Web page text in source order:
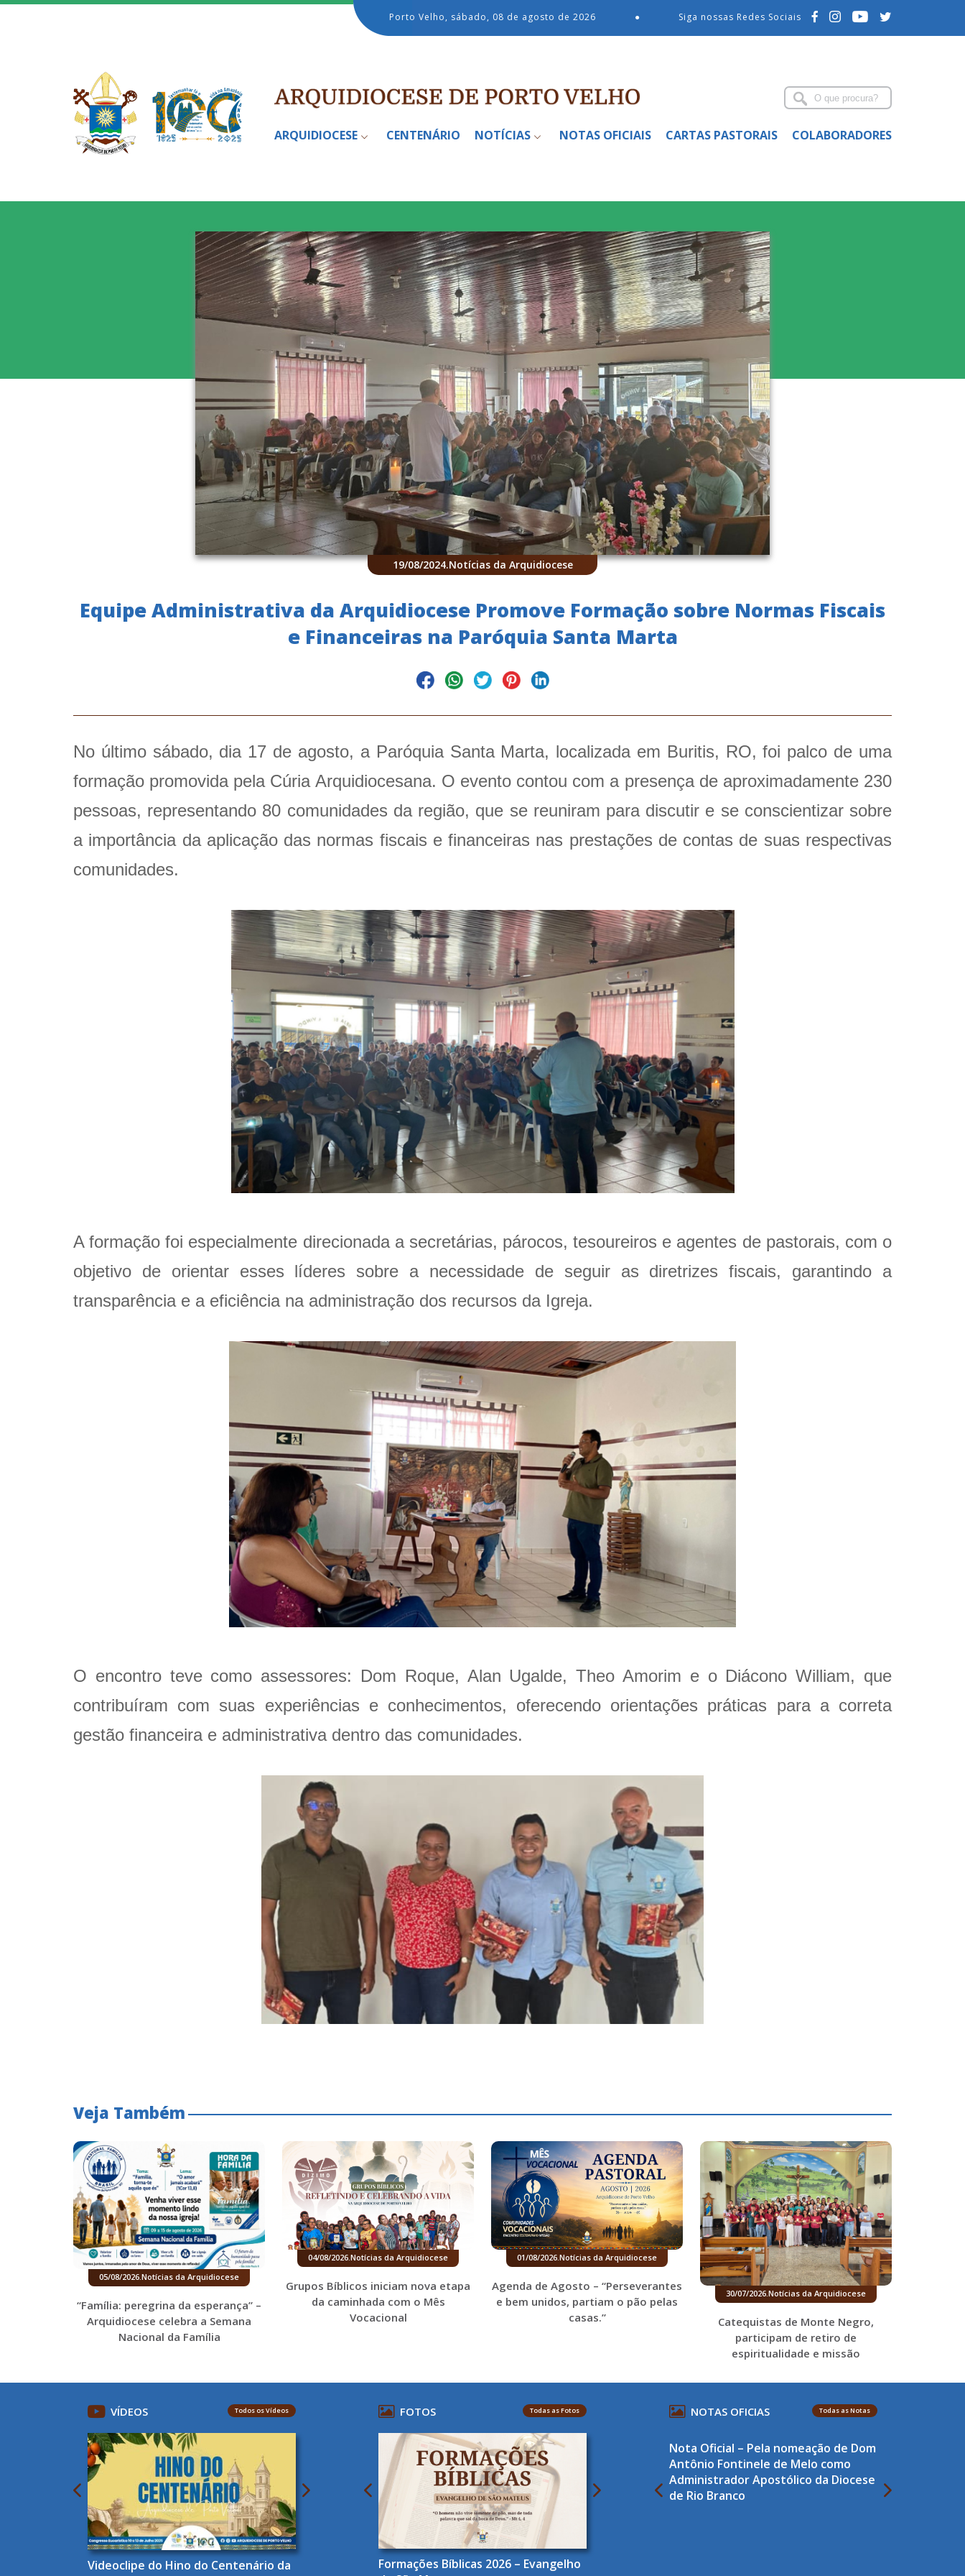
Porto Velho, sábado, 08 de agosto de 2026 ● Siga nossas Redes Sociais
ARQUIDIOCESE CENTENÁRIO NOTÍCIAS NOTAS OFICIAIS CARTAS PASTORAIS COLABORADORES
19/08/2024.Notícias da Arquidiocese
Equipe Administrativa da Arquidiocese Promove Formação sobre Normas Fiscais
e Financeiras na Paróquia Santa Marta
No último sábado, dia 17 de agosto, a Paróquia Santa Marta, localizada em Buritis, RO, foi palco de uma
formação promovida pela Cúria Arquidiocesana. O evento contou com a presença de aproximadamente 230
pessoas, representando 80 comunidades da região, que se reuniram para discutir e se conscientizar sobre
a importância da aplicação das normas fiscais e financeiras nas prestações de contas de suas respectivas
comunidades.
A formação foi especialmente direcionada a secretárias, párocos, tesoureiros e agentes de pastorais, com o
objetivo de orientar esses líderes sobre a necessidade de seguir as diretrizes fiscais, garantindo a
transparência e a eficiência na administração dos recursos da Igreja.
O encontro teve como assessores: Dom Roque, Alan Ugalde, Theo Amorim e o Diácono William, que
contribuíram com suas experiências e conhecimentos, oferecendo orientações práticas para a correta
gestão financeira e administrativa dentro das comunidades.
Veja Também
05/08/2026.Notícias da Arquidiocese
“Família: peregrina da esperança” –
Arquidiocese celebra a Semana
Nacional da Família
04/08/2026 Notícias da Arquidiocese
Grupos Bíblicos iniciam nova etapa
da caminhada com o Mês
Vocacional
01/08/2026 Notícias da Arquidiocese
Agenda de Agosto – “Perseverantes
e bem unidos, partiam o pão pelas
casas.”
30/07/2026 Notícias da Arquidiocese
Catequistas de Monte Negro,
participam de retiro de
espiritualidade e missão
VÍDEOS Todos os Vídeos
Videoclipe do Hino do Centenário da
FOTOS Todas as Fotos
Formações Bíblicas 2026 – Evangelho
NOTAS OFICIAS Todas as Notas
Nota Oficial – Pela nomeação de Dom
Antônio Fontinele de Melo como
Administrador Apostólico da Diocese
de Rio Branco